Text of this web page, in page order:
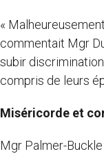
«
commentait Mgr
subir
compris de leurs
Miséricorde et
Mgr Palmer-